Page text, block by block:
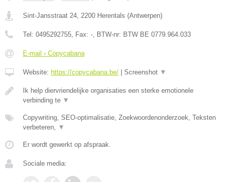
Sint-Jansstraat 24, 2200 Herentals (Antwerpen)
Tel: 0495292755, Fax: -, BTW-nr: BTW BE 0779.964.033
E-mail › Copycabana
Website: https://copycabana.be/ Screenshot ▼
Ik help diervriendelijke organisaties een sterke emotionele
verbinding te ▼
Copywriting, SEO-optimalisatie, Zoekwoordenonderzoek, Teksten
verbeteren, ▼
Er wordt gewerkt op afspraak.
Sociale media: